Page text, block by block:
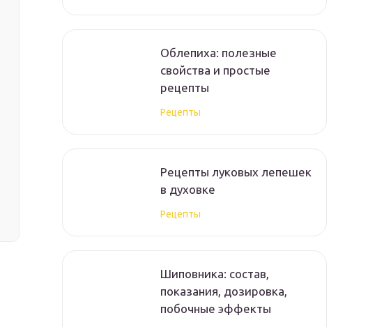
Облепиха: полезные
свойства и простые
рецепты
Рецепты
Рецепты луковых лепешек
в духовке
Рецепты
Шиповника: состав,
показания, дозировка,
побочные эффекты